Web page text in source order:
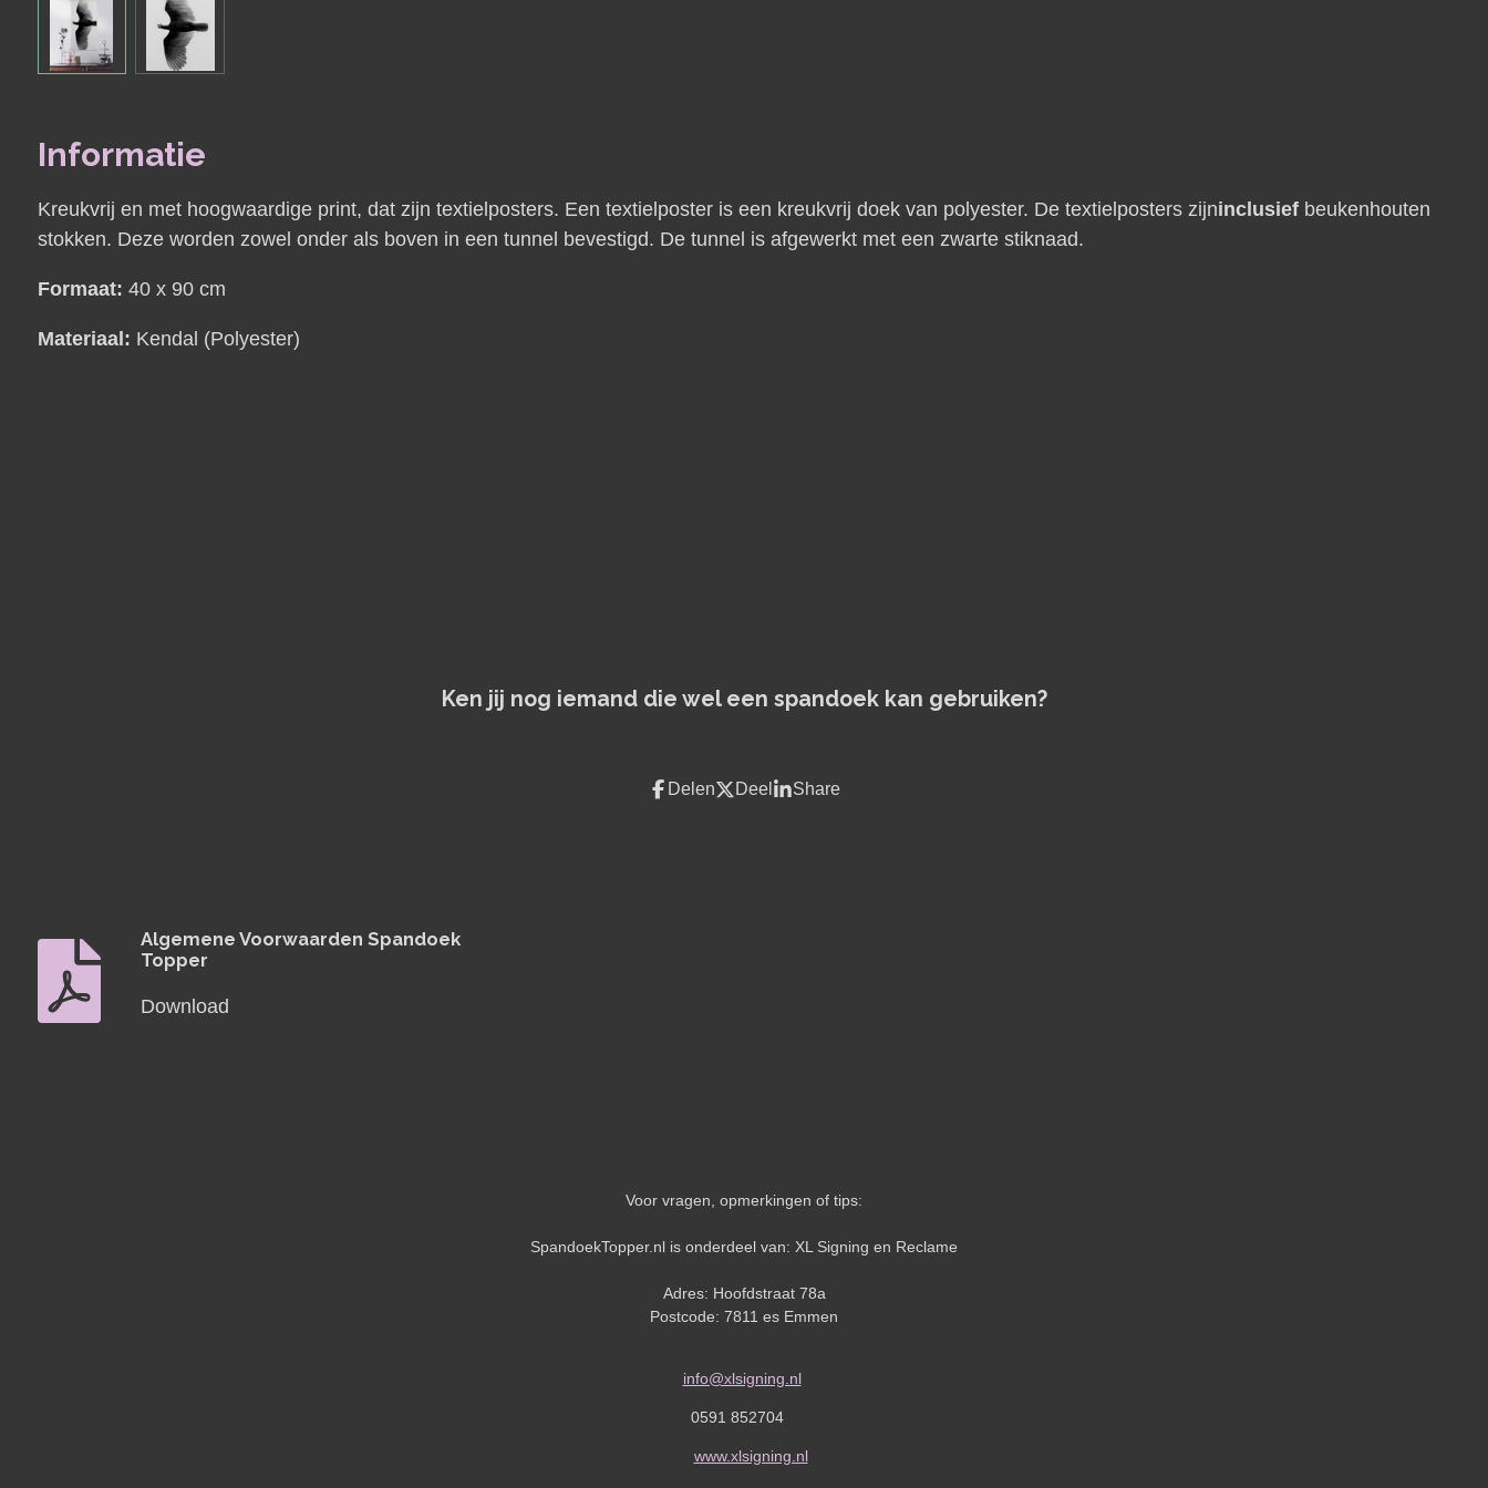
Informatie
Kreukvrij en met hoogwaardige print, dat zijn textielposters. Een textielposter is een kreukvrij doek van polyester. De textielposters zijninclusiefbeukenhouten
stokken. Deze worden zowel onder als boven in een tunnel bevestigd. De tunnel is afgewerkt met een zwarte stiknaad.
Formaat: 40 x 90 cm
Materiaal: Kendal (Polyester)
Ken jij nog iemand die wel een spandoek kan gebruiken?
Delen Deel Share
Algemene Voorwaarden Spandoek
Topper
Download
Voor vragen, opmerkingen of tips:
SpandoekTopper.nl is onderdeel van: XL Signing en Reclame
Adres: Hoofdstraat 78a
Postcode: 7811 es Emmen
info@xlsigning.nl
0591 852704
www.xlsigning.nl